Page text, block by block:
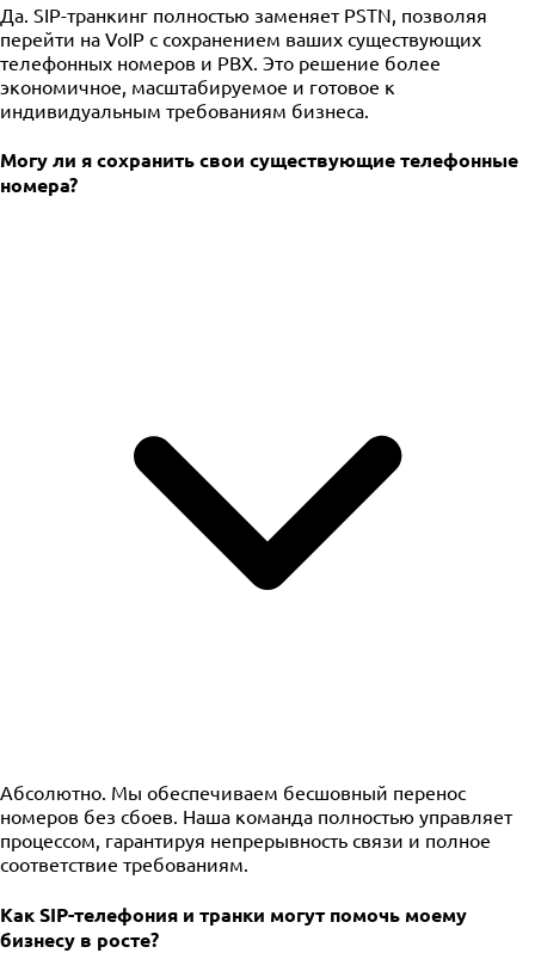
Да. SIP-транкинг полностью заменяет PSTN, позволяя
перейти на VoIP с сохранением ваших существующих
телефонных номеров и PBX. Это решение более
экономичное, масштабируемое и готовое к
индивидуальным требованиям бизнеса.
Могу ли я сохранить свои существующие телефонные
номера?
Абсолютно. Мы обеспечиваем бесшовный перенос
номеров без сбоев. Наша команда полностью управляет
процессом, гарантируя непрерывность связи и полное
соответствие требованиям.
Как SIP-телефония и транки могут помочь моему
бизнесу в росте?